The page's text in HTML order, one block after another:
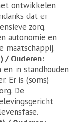
ontwikkelen
dat er
zorg.
autonomie en
maatschappij.
/ Ouderen:
in standhouden
Er is (soms)
De